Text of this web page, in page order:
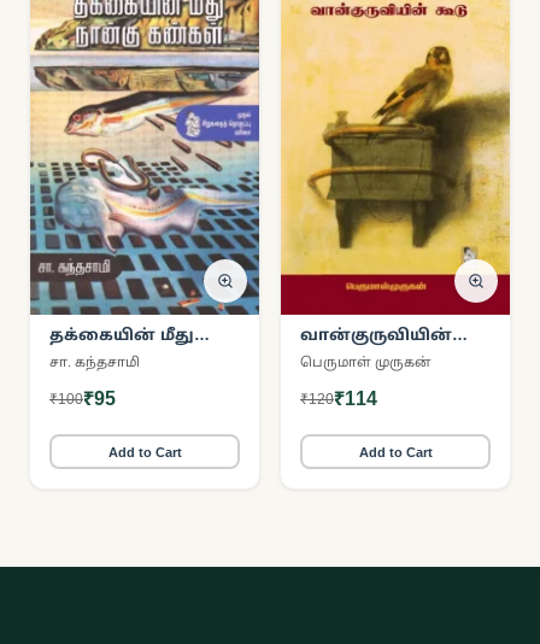
தக்கையின் மீது
நான்கு கண்கள்
சா. கந்தசாமி
₹100₹95
Add to Cart
வான்குருவியின்
கூடு
பெருமாள் முருகன்
₹120₹114
Add to Cart